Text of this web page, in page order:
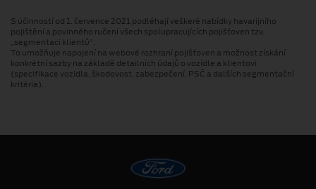
S účinností od 1. července 2021 podléhají veškeré nabídky havarijního
pojištění a povinného ručení všech spolupracujících pojišťoven tzv.
„segmentaci klientů“.
To umožňuje napojení na webové rozhraní pojišťoven a možnost získání
konkrétní sazby na základě detailních údajů o vozidle a klientovi
(specifikace vozidla, škodovost, zabezpečení, PSČ a dalších segmentační
kritéria).